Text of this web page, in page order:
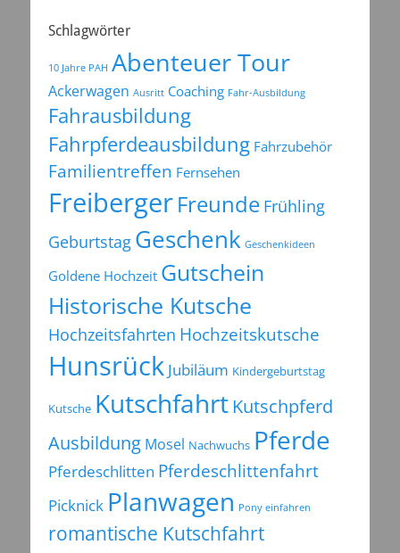
Schlagwörter
10 Jahre PAH Abenteuer Tour
Ackerwagen Ausritt Coaching Fahr-Ausbildung
Fahrausbildung
Fahrpferdeausbildung Fahrzubehör
Familientreffen Fernsehen
FreibergerFreunde Frühling
Geburtstag Geschenk Geschenkideen
Goldene Hochzeit Gutschein
Historische Kutsche
Hochzeitsfahrten Hochzeitskutsche
Hunsrück Jubiläum Kindergeburtstag
Kutsche Kutschfahrt Kutschpferd
Ausbildung Mosel Nachwuchs Pferde
Pferdeschlitten Pferdeschlittenfahrt
Picknick Planwagen Pony einfahren
romantische Kutschfahrt